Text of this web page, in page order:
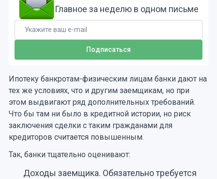
Главное за неделю в одном письме
Ипотеку банкротам-физическим лицам банки дают на
тех же условиях, что и другим заемщикам, но при
этом выдвигают ряд дополнительных требований.
Что бы там ни было в кредитной истории, но риск
заключения сделки с таким гражданами для
кредиторов считается повышенным.
Так, банки тщательно оценивают:
Доходы заемщика. Обязательно требуется